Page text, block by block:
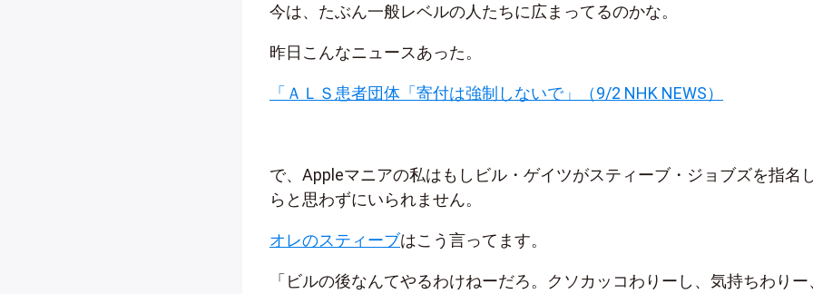
今は、たぶん一般レベルの人たちに広まってるのかな。
昨日こんなニュースあった。
「ＡＬＳ患者団体「寄付は強制しないで」（9/2 NHK NEWS）
で、Appleマニアの私はもしビル・ゲイツがスティーブ・ジョブズを指名
らと思わずにいられません。
オレのスティーブはこう言ってます。
「ビルの後なんてやるわけねーだろ。クソカッコわりーし、気持ちわりー